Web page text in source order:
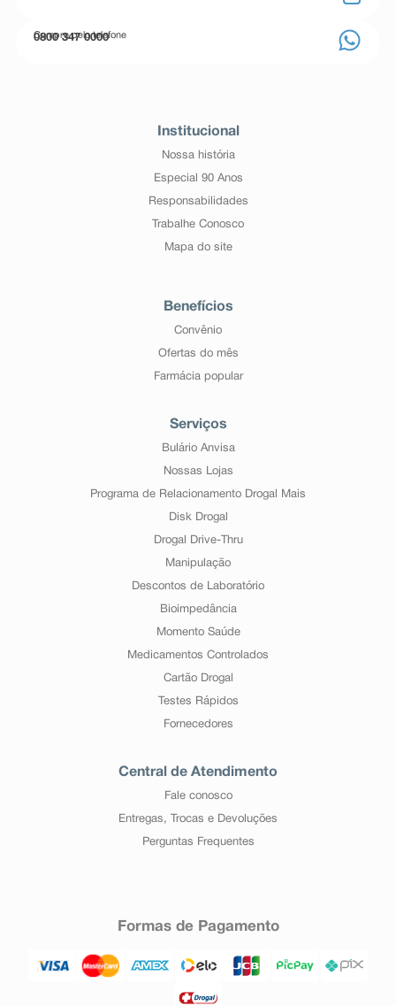
Compre pelo telefone
0800 347 0000
Institucional
Nossa história
Especial 90 Anos
Responsabilidades
Trabalhe Conosco
Mapa do site
Benefícios
Convênio
Ofertas do mês
Farmácia popular
Serviços
Bulário Anvisa
Nossas Lojas
Programa de Relacionamento Drogal Mais
Disk Drogal
Drogal Drive-Thru
Manipulação
Descontos de Laboratório
Bioimpedância
Momento Saúde
Medicamentos Controlados
Cartão Drogal
Testes Rápidos
Fornecedores
Central de Atendimento
Fale conosco
Entregas, Trocas e Devoluções
Perguntas Frequentes
Formas de Pagamento